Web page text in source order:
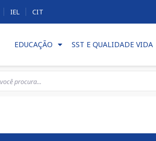
IEL CIT
EDUCAÇÃO SST E QUALIDADE VIDA